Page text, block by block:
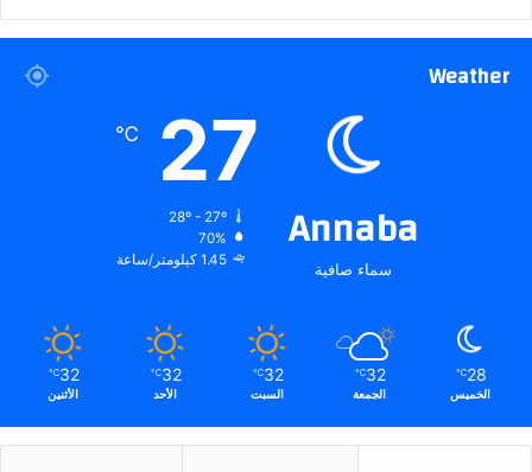
Weather
Annaba
سماء صافية
27
℃
28º - 27º
70%
1.45 كيلومتر/ساعة
28
℃
الخميس
32
℃
الجمعة
32
℃
السبت
32
℃
الأحد
32
℃
الأثنين